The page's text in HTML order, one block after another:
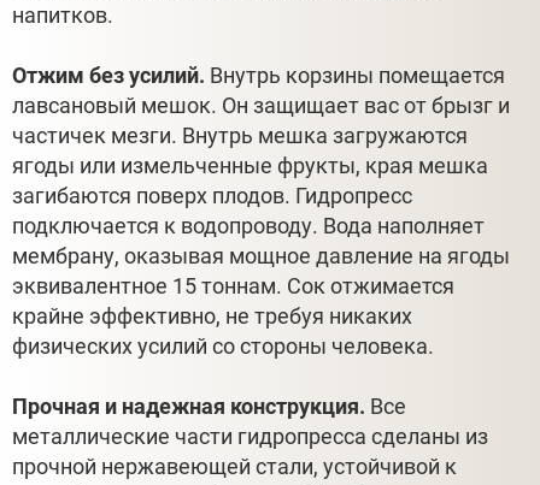
напитков.
Отжим без усилий. Внутрь корзины помещается
лавсановый мешок. Он защищает вас от брызг и
частичек мезги. Внутрь мешка загружаются
ягоды или измельченные фрукты, края мешка
загибаются поверх плодов. Гидропресс
подключается к водопроводу. Вода наполняет
мембрану, оказывая мощное давление на ягоды
эквивалентное 15 тоннам. Сок отжимается
крайне эффективно, не требуя никаких
физических усилий со стороны человека.
Прочная и надежная конструкция. Все
металлические части гидропресса сделаны из
прочной нержавеющей стали, устойчивой к